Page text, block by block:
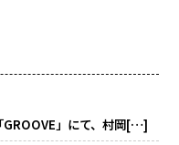
GROOVE」にて、村岡[…]